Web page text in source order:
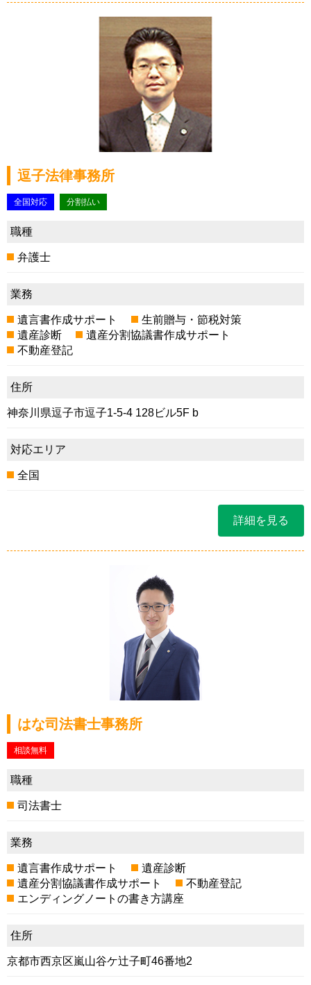
逗子法律事務所
全国対応 分割払い
職種
弁護士
業務
遺言書作成サポート
生前贈与・節税対策
遺産診断
遺産分割協議書作成サポート
不動産登記
住所
神奈川県逗子市逗子1-5-4 128ビル5F b
対応エリア
全国
詳細を見る
はな司法書士事務所
相談無料
職種
司法書士
業務
遺言書作成サポート
遺産診断
遺産分割協議書作成サポート
不動産登記
エンディングノートの書き方講座
住所
京都市西京区嵐山谷ケ辻子町46番地2